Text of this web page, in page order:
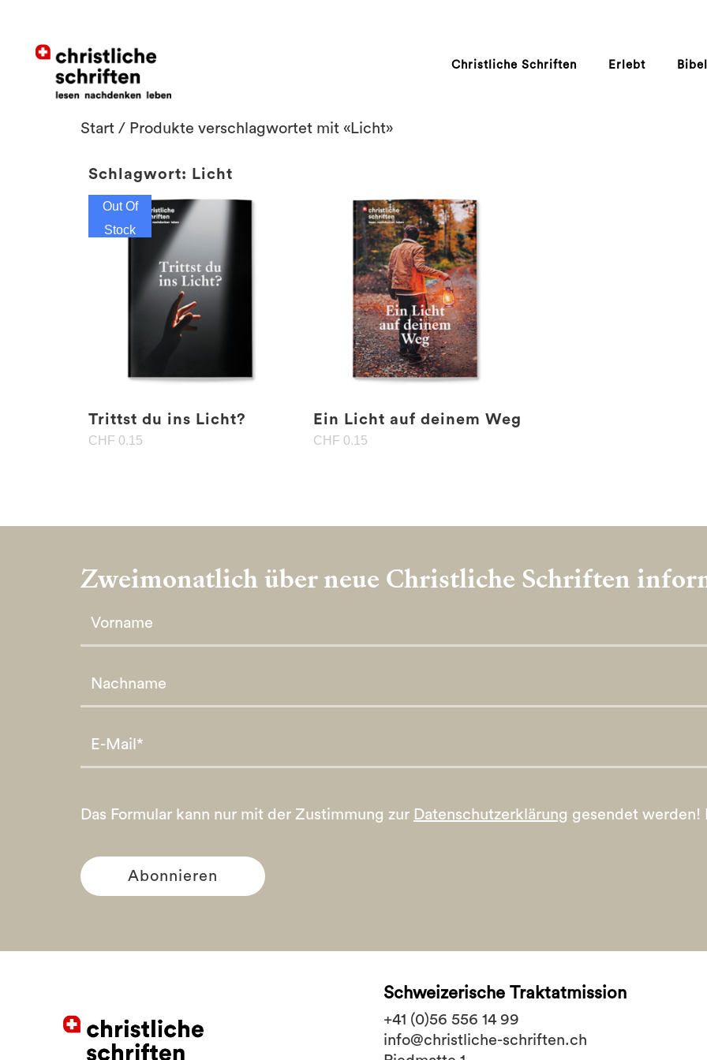
Christliche Schriften Erlebt
Start / Produkte verschlagwortet mit «Licht»
Schlagwort: Licht
Out Of
Stock
Trittst du ins Licht?
CHF 0.15
Ein Licht auf deinem Weg
CHF 0.15
Zweimonatlich über neue Christliche Schriften
Das Formular kann nur mit der Zustimmung zur Datenschutzerklärung gesendet werden!
Schweizerische Traktatmission
+41 (0)56 556 14 99
info@christliche-schriften.ch